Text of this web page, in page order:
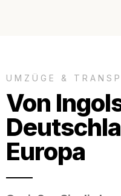
UMZÜGE &
Von
Europa